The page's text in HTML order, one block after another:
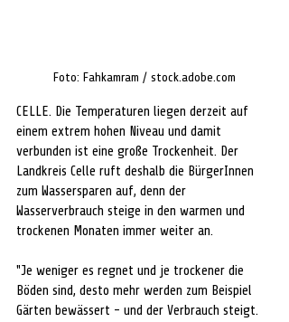
Foto: Fahkamram / stock.adobe.com
CELLE. Die Temperaturen liegen derzeit auf
einem extrem hohen Niveau und damit
verbunden ist eine große Trockenheit. Der
Landkreis Celle ruft deshalb die BürgerInnen
zum Wassersparen auf, denn der
Wasserverbrauch steige in den warmen und
trockenen Monaten immer weiter an.
"Je weniger es regnet und je trockener die
Böden sind, desto mehr werden zum Beispiel
Gärten bewässert - und der Verbrauch steigt.